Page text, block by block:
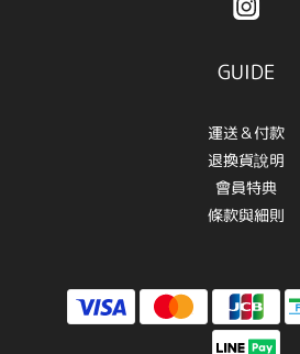
GUIDE
運送＆付款
退換貨說明
會員特典
條款與細則